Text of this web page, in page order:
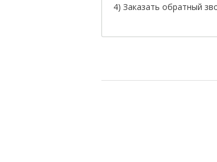
4) Заказать обратный